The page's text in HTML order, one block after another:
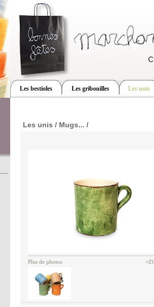
Les bestioles Les gribouilles Les unis
Les unis / Mugs... /
Plus de photos